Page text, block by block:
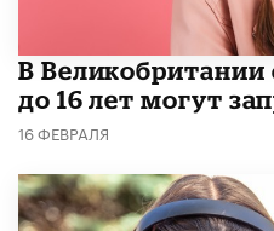
В Великобритании
до 16 лет могут
16 ФЕВРАЛЯ